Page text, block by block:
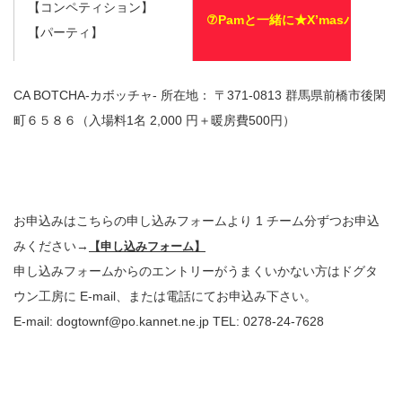
【コンペティション】
【パーティ】
⑦Pamと一緒に★X’masパーティ
26（月）
【クリニック】
③On-Demand 個人クリニック
＠DTF メインフィール
CA BOTCHA-カボッチャ- 所在地： 〒371-0813 群馬県前橋市後閑
町６５８­６（⼊場料1名 2,000 円＋暖房費500円）
お申込みはこちらの申し込みフォームより 1 チーム分ずつお申込
みください→
【申し込みフォーム】
申し込みフォームからのエントリーがうまくいかない方はドグタ
ウン工房に E-mail、または電話にてお申込み下さい。
E-mail: dogtownf@po.kannet.ne.jp TEL: 0278-24-7628